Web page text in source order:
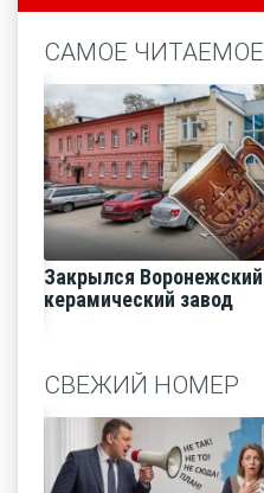
САМОЕ ЧИТАЕМОЕ
Закрылся Воронежский
керамический завод
СВЕЖИЙ НОМЕР